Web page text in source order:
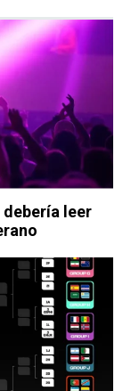
leer